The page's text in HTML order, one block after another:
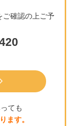
ご確認の上ご予
ても
ます。